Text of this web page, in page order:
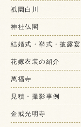
祇園白川
神社仏閣
結婚式・挙式・披露
花嫁衣装の紹介
萬福寺
見積・撮影事例
金戒光明寺